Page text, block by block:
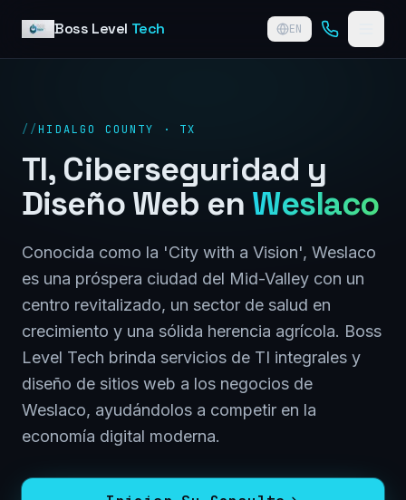
Boss Level Tech EN
//HIDALGO COUNTY · TX
TI, Ciberseguridad y
Diseño Web en Weslaco
Conocida como la 'City with a Vision', Weslaco
es una próspera ciudad del Mid-Valley con un
centro revitalizado, un sector de salud en
crecimiento y una sólida herencia agrícola. Boss
Level Tech brinda servicios de TI integrales y
diseño de sitios web a los negocios de
Weslaco, ayudándolos a competir en la
economía digital moderna.